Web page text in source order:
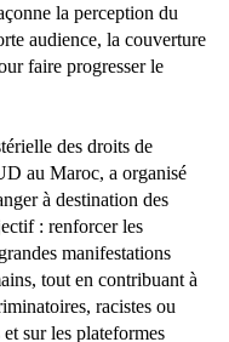
la perception du
audience, la couverture
faire progresser le
des droits de
au Maroc, a organisé
à destination des
: renforcer les
manifestations
tout en contribuant à
racistes ou
sur les plateformes